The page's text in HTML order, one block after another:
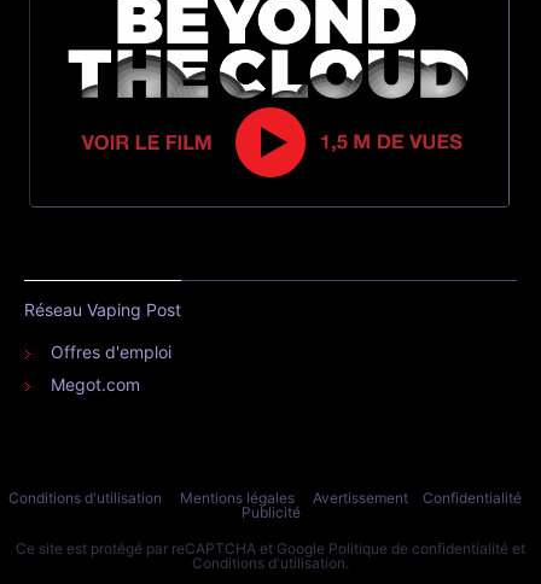
Réseau Vaping Post
Offres d'emploi
Megot.com
Conditions d'utilisation Mentions légales Avertissement
Confidentialité
Publicité
Ce site est protégé par reCAPTCHA et Google Politique de confidentialité et
Conditions d'utilisation.